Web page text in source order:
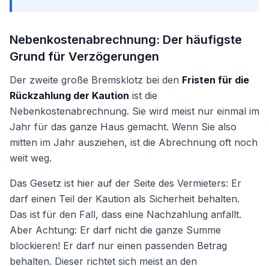
Nebenkostenabrechnung: Der häufigste
Grund für Verzögerungen
Der zweite große Bremsklotz bei den Fristen für die
Rückzahlung der Kaution ist die
Nebenkostenabrechnung. Sie wird meist nur einmal im
Jahr für das ganze Haus gemacht. Wenn Sie also
mitten im Jahr ausziehen, ist die Abrechnung oft noch
weit weg.
Das Gesetz ist hier auf der Seite des Vermieters: Er
darf einen Teil der Kaution als Sicherheit behalten.
Das ist für den Fall, dass eine Nachzahlung anfällt.
Aber Achtung: Er darf nicht die ganze Summe
blockieren! Er darf nur einen passenden Betrag
behalten. Dieser richtet sich meist an den